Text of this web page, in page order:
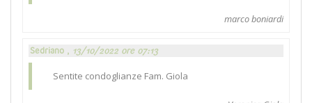
marco boniardi
Sedriano , 13/10/2022 ore 07:13
Sentite condoglianze Fam. Giola